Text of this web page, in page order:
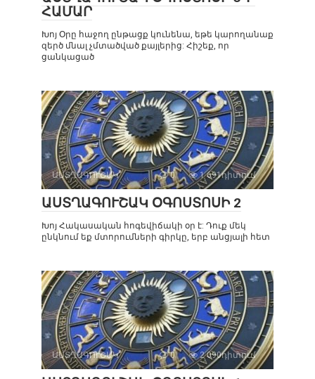
ՀԱՄԱՐ
Խոյ Օրը հաջող ընթացք կունենա, եթե կարողանաք
զերծ մնալ չմտածված քայլերից: Հիշեք, որ
ցանկացած
ԱՍՏՂԱԳՈՒՇԱԿ 0 1 691դիտում
ԱՍՏՂԱԳՈՒՇԱԿ ՕԳՈՍՏՈՍԻ 2
Խոյ Հակասական հոգեվիճակի օր է: Դուք մեկ
ընկնում եք մտորումների գիրկը, երբ անցյալի հետ
ԱՍՏՂԱԳՈՒՇԱԿ 0 2 090դիտում